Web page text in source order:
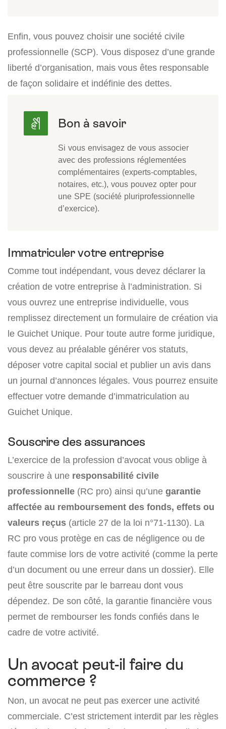
Enfin, vous pouvez choisir une société civile
professionnelle (SCP). Vous disposez d’une grande
liberté d’organisation, mais vous êtes responsable
de façon solidaire et indéfinie des dettes.
Si vous envisagez de vous associer
avec des professions réglementées
complémentaires (experts-comptables,
notaires, etc.), vous pouvez opter pour
une SPE (société pluriprofessionnelle
d’exercice).
Immatriculer votre entreprise
Comme tout indépendant, vous devez déclarer la
création de votre entreprise à l’administration. Si
vous ouvrez une entreprise individuelle, vous
remplissez directement un formulaire de création via
le Guichet Unique. Pour toute autre forme juridique,
vous devez au préalable générer vos statuts,
déposer votre capital social et publier un avis dans
un journal d’annonces légales. Vous pourrez ensuite
effectuer votre demande d’immatriculation au
Guichet Unique.
Souscrire des assurances
L’exercice de la profession d’avocat vous oblige à
souscrire à une responsabilité civile
professionnelle (RC pro) ainsi qu’une garantie
affectée au remboursement des fonds, effets ou
valeurs reçus (article 27 de la loi n°71-1130). La
RC pro vous protège en cas de négligence ou de
faute commise lors de votre activité (comme la perte
d’un document ou une erreur dans un dossier). Elle
peut être souscrite par le barreau dont vous
dépendez. De son côté, la garantie financière vous
permet de rembourser les fonds confiés dans le
cadre de votre activité.
Un avocat peut-il faire du
commerce ?
Non, un avocat ne peut pas exercer une activité
commerciale. C’est strictement interdit par les règles